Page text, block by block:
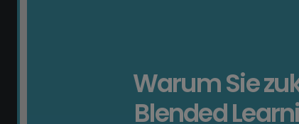
Warum Sie
Blended